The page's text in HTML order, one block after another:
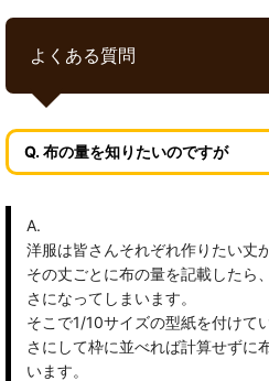
よくある質問
Q. 布の量を知りたいのですが
A.
洋服は皆さんそれぞれ作りたい丈
その丈ごとに布の量を記載したら
さになってしまいます。
そこで1/10サイズの型紙を付けて
さにして枠に並べれば計算せずに
います。